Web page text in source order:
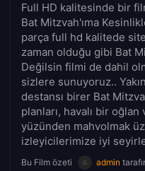
Full HD kalitesinde bir
Bat Mitzvah'ıma
parça full hd kalitede
zaman olduğu gibi Bat
Değilsin filmi de dahil
sizlere sunuyoruz..
destansı birer Bat
planları, havalı bir
yüzünden mahvolmak
izleyicilerimize iyi
Bu Film özeti admin